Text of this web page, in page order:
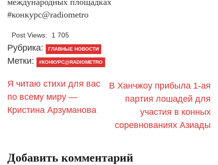
международных площадках
#конкурс@radiometro
Post Views: 1 705
Рубрика: ГЛАВНЫЕ НОВОСТИ
Метки: #КОНКУРС@RADIOMETRO
Я читаю стихи для вас
по всему миру —
Кристина Арзуманова
В Ханчжоу прибыла 1-ая
партия лошадей для
участия в конных
соревнованиях Азиады
Добавить комментарий